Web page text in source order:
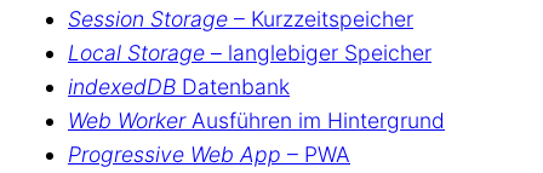
Session Storage – Kurzzeitspeicher
Local Storage – langlebiger Speicher
indexedDB Datenbank
Web WorkerAusführen im Hintergrund
Progressive Web App – PWA